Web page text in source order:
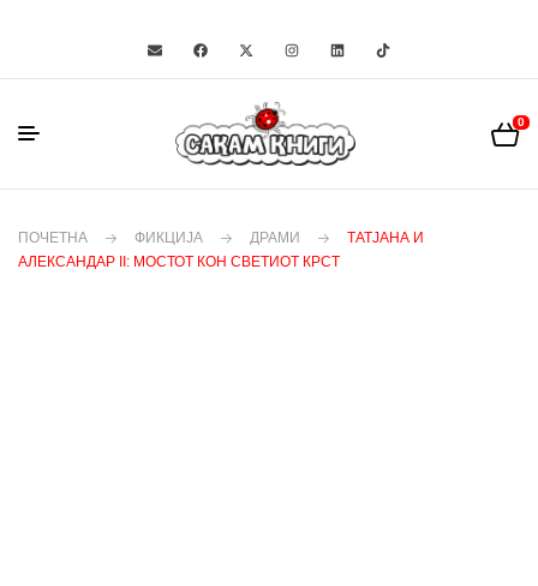
0
ПОЧЕТНА ФИКЦИЈА ДРАМИ
ТАТЈАНА И
АЛЕКСАНДАР II: МОСТОТ КОН СВЕТИОТ КРСТ